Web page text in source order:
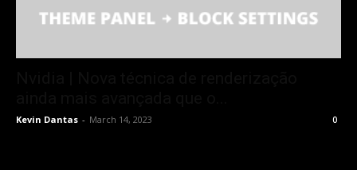
Kevin Dantas - March 14, 2023 0